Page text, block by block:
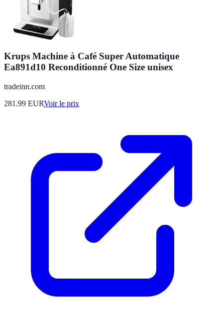
Krups Machine à Café Super Automatique
Ea891d10 Reconditionné One Size unisex
tradeinn.com
281.99 EURVoir le prix